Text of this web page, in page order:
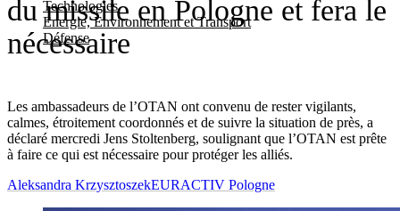
Technologies
Energie, Environnement et Transport
Défense
du missile en Pologne et fera le
nécessaire
Les ambassadeurs de l’OTAN ont convenu de rester vigilants,
calmes, étroitement coordonnés et de suivre la situation de près, a
déclaré mercredi Jens Stoltenberg, soulignant que l’OTAN est prête
à faire ce qui est nécessaire pour protéger les alliés.
Aleksandra KrzysztoszekEURACTIV Pologne